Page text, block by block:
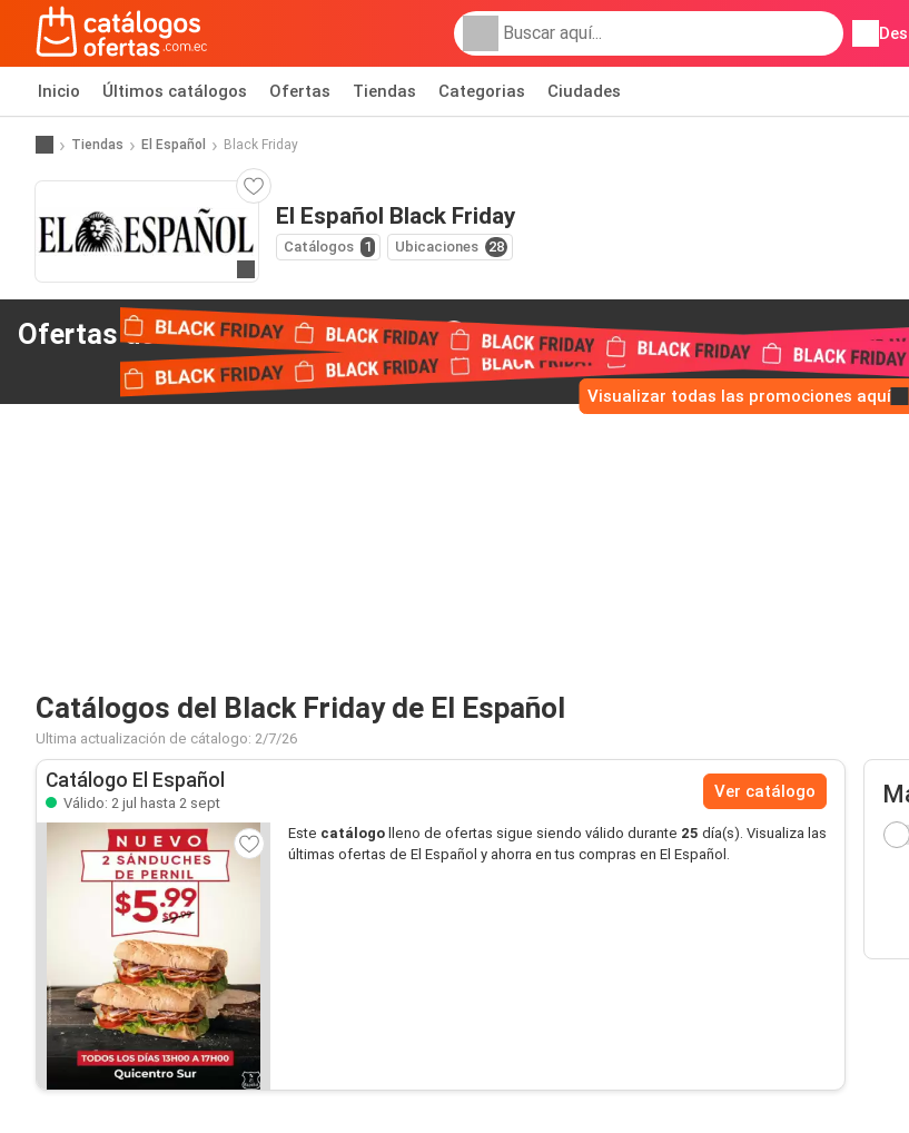
Inicio Últimos catálogos Ofertas Tiendas Categorias Ciudades
Tiendas El Español Black Friday
El Español Black Friday
Catálogos 1 Ubicaciones 28
Ofertas del Black Fridayde El Español
Visualizar todas las promociones aquí
Catálogos del Black Friday de El Español
Ultima actualización de cátalogo: 2/7/26
Catálogo El Español
Válido: 2 jul hasta 2 sept
Ver catálogo
Este catálogo lleno de ofertas sigue siendo válido durante 25 día(s). Visualiza las
últimas ofertas de El Español y ahorra en tus compras en El Español.